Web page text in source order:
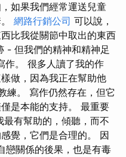
如果我們經常運送兒童
網路行銷公司 可以說，
比我從關節中取出的東西
- 但我們的精神和精神足
作。 很多人讀了我的作
做，因為我正在幫助他
練。 寫作仍然存在，但它
是本能的支持。 最重要
有幫助的，傾聽，而不
覺，它們是合理的。 因
戀關係的後果，也是有毒